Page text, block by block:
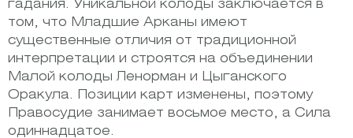
гадания. Уникальной колоды заключается в
том, что Младшие Арканы имеют
существенные отличия от традиционной
интерпретации и строятся на объединении
Малой колоды Ленорман и Цыганского
Оракула. Позиции карт изменены, поэтому
Правосудие занимает восьмое место, а Сила
одиннадцатое.